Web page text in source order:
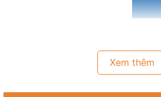
Chuẩn Wi-Fi 6 (802.11ax) – Tốc độ
Hỗ trợ tốc độ tối đa2402 Mbps trên
Xem thêm